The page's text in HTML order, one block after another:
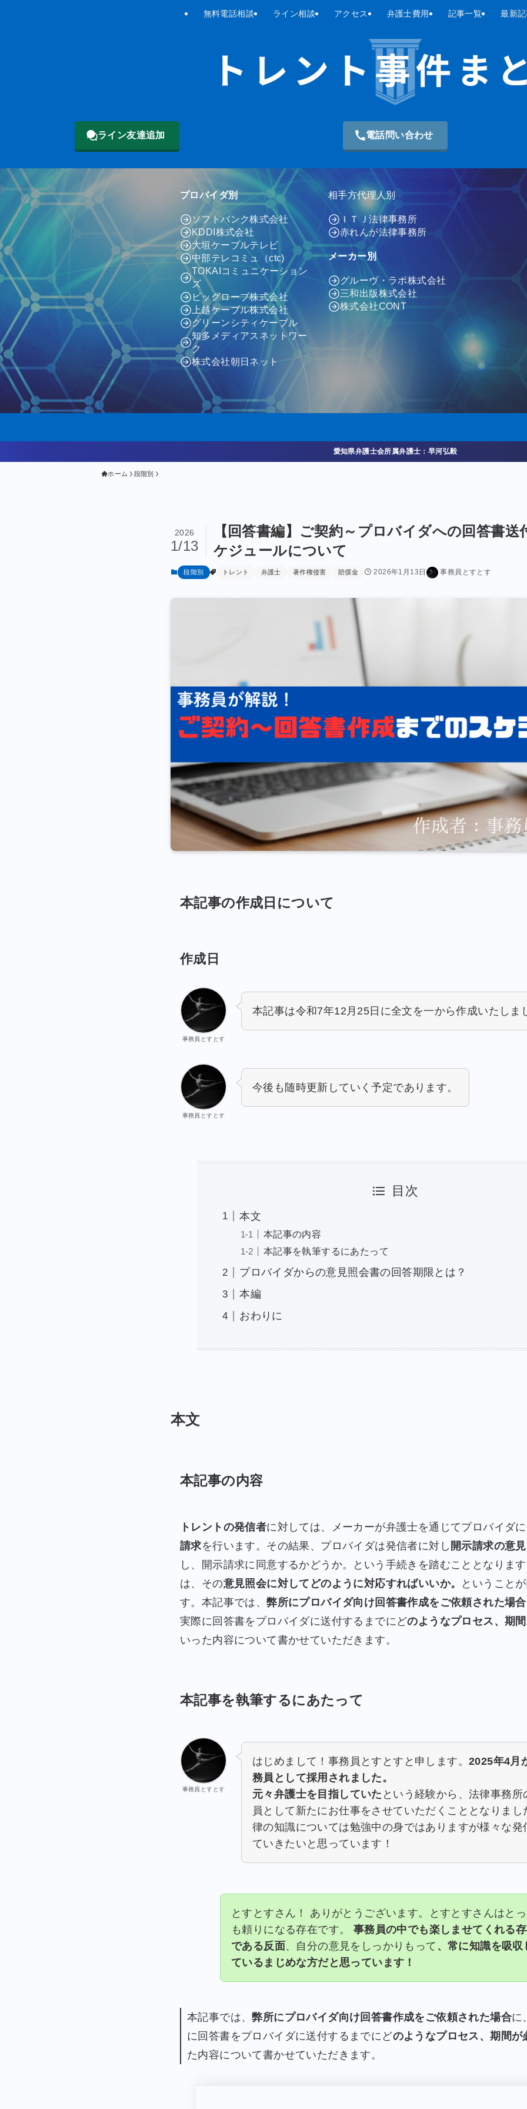
無料電話相談 ライン相談 アクセス 弁護士費用 記事一覧 最新
ライン友達追加 電話問い合わせ
プロバイダ別
ソフトバンク株式会社
KDDI株式会社
大垣ケーブルテレビ
中部テレコミュ（ctc)
TOKAIコミュニケーション
ズ
ビッグローブ株式会社
上越ケーブル株式会社
グリーンシティケーブル
知多メディアスネットワー
ク
株式会社朝日ネット
相手方代理人別
ＩＴＪ法律事務所
赤れんが法律事務所
メーカー別
グルーヴ・ラボ株式会社
三和出版株式会社
株式会社CONT
愛知県弁護士会所属弁護士：早河弘毅
ホーム 段階別
【回答書編】ご契約～プロバイダへの回答書送
ケジュールについて
2026
1/13
段階別 トレント 弁護士 著作権侵害 賠償金 2026年1月13日 事務員とすとす
本記事の作成日について
作成日
事務員とすとす
本記事は令和7年12月25日に全文を一から作成いたしま
事務員とすとす
今後も随時更新していく予定であります。
目次
本文
本記事の内容
本記事を執筆するにあたって
プロバイダからの意見照会書の回答期限とは？
本編
おわりに
本文
本記事の内容
トレントの発信者に対しては、メーカーが弁護士を通じてプロバイダに
請求を行います。その結果、プロバイダは発信者に対し 開示請求の意
し、開示請求に同意するかどうか。という手続きを踏むこととなりま
は、その意見照会に対してどのように対応すればいいか。
ということ
す。本記事では、弊所にプロバイダ向け回答書作成をご依頼された場合
実際に回答書をプロバイダに送付するまでにどのようなプロセス、期
いった内容について書かせていただきます。
本記事を執筆するにあたって
事務員とすとす
はじめまして！事務員とすとすと申します。 2025年4月
務員として採用されました。
元々弁護士を目指していた という経験から、法律事務所
員として新たにお仕事をさせていただくこととなりまし
律の知識については勉強中の身ではありますが様々な発
ていきたいと思っています！
とすとすさん！ ありがとうございます。とすとすさんはと
も頼りになる存在です。
事務員の中でも楽しませてくれる
である反面、自分の意見をしっかりもって 、常に知識を吸収
ているまじめな方だと思っています！
本記事では、弊所にプロバイダ向け回答書作成をご依頼された場合に
に回答書をプロバイダに送付するまでにどのようなプロセス、期間が
た内容について書かせていただきます。